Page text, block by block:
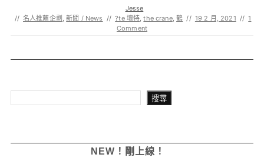
Jesse
// 名人推薦企劃 ,新聞 / News // ?te 壞特,the crane,鶴 // 19 2 月, 2021 // 1
Comment
搜尋
NEW！剛上線！